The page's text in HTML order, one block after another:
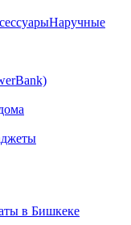
Наручные
в Бишкеке